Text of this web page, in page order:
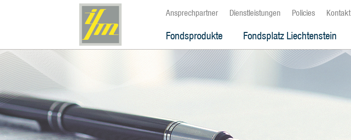
Ansprechpartner Dienstleistungen Policies Kontakt
Fondsprodukte Fondsplatz Liechtenstein